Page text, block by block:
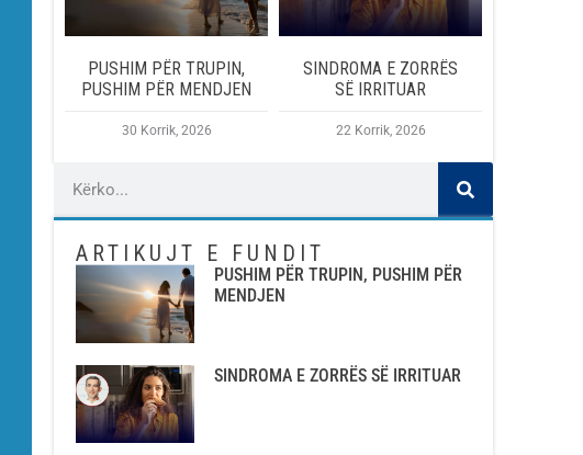
PUSHIM PËR TRUPIN,
PUSHIM PËR MENDJEN
30 Korrik, 2026
SINDROMA E ZORRËS
SË IRRITUAR
22 Korrik, 2026
ARTIKUJT E FUNDIT
PUSHIM PËR TRUPIN, PUSHIM PËR
MENDJEN
SINDROMA E ZORRËS SË IRRITUAR